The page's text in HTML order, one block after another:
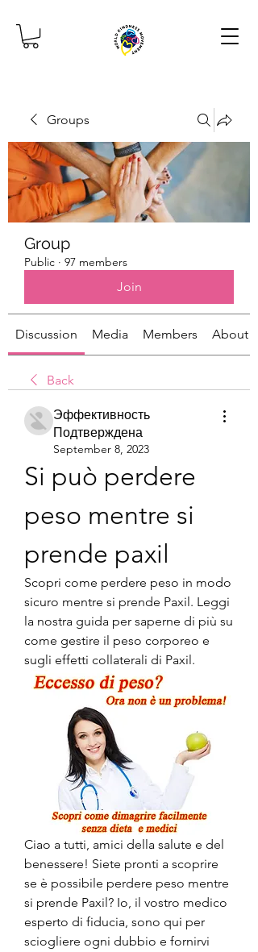
Groups
Group
Public · 97 members
Join
Discussion Media Members About
Back
Эффективность
Подтверждена
September 8, 2023
Si può perdere
peso mentre si
prende paxil
Scopri come perdere peso in modo
sicuro mentre si prende Paxil. Leggi
la nostra guida per saperne di più su
come gestire il peso corporeo e
sugli effetti collaterali di Paxil.
Ciao a tutti, amici della salute e del
benessere! Siete pronti a scoprire
se è possibile perdere peso mentre
si prende Paxil? Io, il vostro medico
esperto di fiducia, sono qui per
sciogliere ogni dubbio e fornirvi